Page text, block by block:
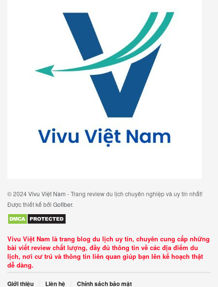
© 2024Vivu Việt Nam - Trang review du lịch chuyên nghiệp và uy tín nhất!
Được thiết kế bởi Gofiber.
Vivu Việt Nam là trang blog du lịch uy tín, chuyên cung cấp những
bài viết review chất lượng, đầy đủ thông tin về các địa điểm du
lịch, nơi cư trú và thông tin liên quan giúp bạn lên kế hoạch thật
dễ dàng.
Giới thiệu Liên hệ Chính sách bảo mật